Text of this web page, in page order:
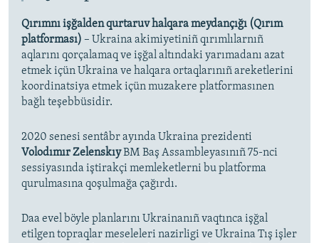
Qırımnı işğalden qurtaruv halqara meydançığı (Qırım
platforması) – Ukraina akimiyetiniñ qırımlılarnıñ
aqlarını qorçalamaq ve işğal altındaki yarımadanı azat
etmek içün Ukraina ve halqara ortaqlarınıñ areketlerini
koordinatsiya etmek içün muzakere platformasınen
bağlı teşebbüsidir.
2020 senesi sentâbr ayında Ukraina prezidenti
Volodımır ZelenskıyBM Baş Assambleyasınıñ 75-nci
sessiyasında iştirakçi memleketlerni bu platforma
qurulmasına qoşulmağa çağırdı.
Daa evel böyle planlarını Ukrainanıñ vaqtınca işğal
etilgen topraqlar meseleleri nazirligi ve Ukraina Tış işler